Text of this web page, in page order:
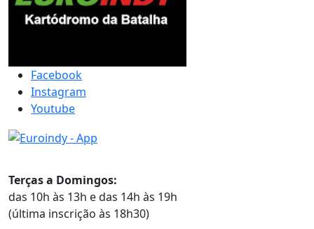
Facebook
Instagram
Youtube
Terças a Domingos:
das 10h às 13h e das 14h às 19h
(última inscrição às 18h30)